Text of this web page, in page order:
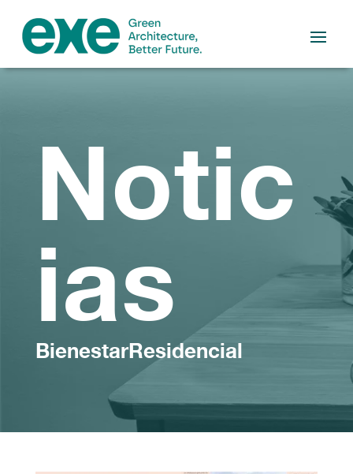
Notic
ias
BienestarResidencial